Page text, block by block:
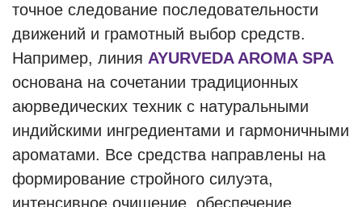
точное следование последовательности
движений и грамотный выбор средств.
Например, линия AYURVEDA AROMA SPA
основана на сочетании традиционных
аюрведических техник с натуральными
индийскими ингредиентами и гармоничными
ароматами. Все средства направлены на
формирование стройного силуэта,
интенсивное очищение, обеспечение